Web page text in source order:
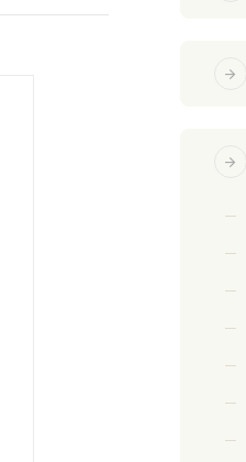
arrow_forward
arrow_forward